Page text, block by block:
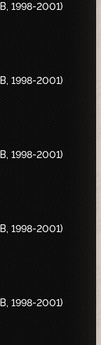
1998-2001)
1998-2001)
1998-2001)
1998-2001)
1998-2001)